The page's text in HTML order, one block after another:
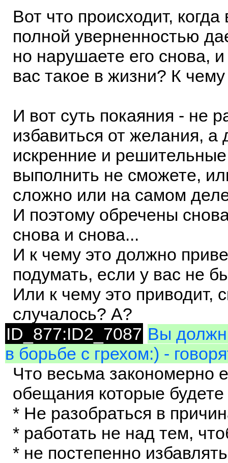
Вот что происходит,
полной уверненностью
но нарушаете его снова,
вас такое в жизни? К
И вот суть покаяния - не
избавиться от желания, а
искренние и
выполнить не сможете,
сложно или на самом
И поэтому обречены
снова и снова...
И к чему это должно
подумать, если у вас не
Или к чему это приводит,
случалось? А?
ID_877:ID2_7087 Вы
в борьбе с грехом:) -
Что весьма закономерно
обещания которые
* Не разобраться в
* работать не над тем,
* не постепенно